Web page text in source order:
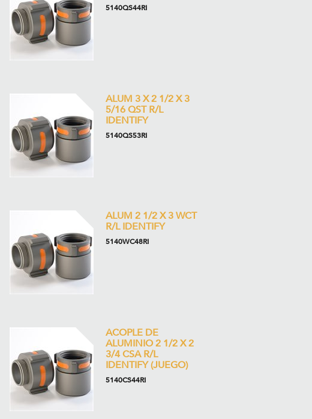
5140QS44RI
ALUM 3 X 2 1/2 X 3
5/16 QST R/L
IDENTIFY
5140QS53RI
ALUM 2 1/2 X 3 WCT
R/L IDENTIFY
5140WC48RI
ACOPLE DE
ALUMINIO 2 1/2 X 2
3/4 CSA R/L
IDENTIFY (JUEGO)
5140CS44RI